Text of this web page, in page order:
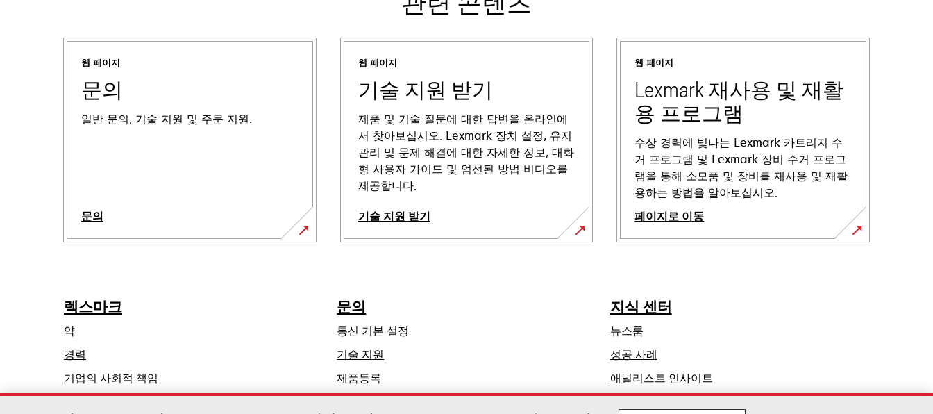
웹 페이지
문의
일반 문의, 기술 지원 및 주문 지원.
문의
웹 페이지
기술 지원 받기
제품 및 기술 질문에 대한 답변을 온라인에
서 찾아보십시오. Lexmark 장치 설정, 유지
관리 및 문제 해결에 대한 자세한 정보, 대화
형 사용자 가이드 및 엄선된 방법 비디오를
제공합니다.
기술 지원 받기
새
열
림
웹 페이지
Lexmark 재사용 및 재활
용 프로그램
수상 경력에 빛나는 Lexmark 카트리지 수
거 프로그램 및 Lexmark 장비 수거 프로그
램을 통해 소모품 및 장비를 재사용 및 재활
용하는 방법을 알아보십시오.
페이지로 이동
렉스마크
약
경력
기업의 사회적 책임
탭
에
문의
통신 기본 설정
기술 지원
제품등록
지식 센터
뉴스룸
성공 사례
애널리스트 인사이트